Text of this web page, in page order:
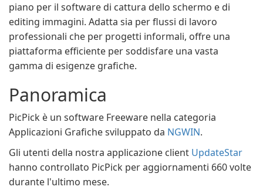
piano per il software di cattura dello schermo e di
editing immagini. Adatta sia per flussi di lavoro
professionali che per progetti informali, offre una
piattaforma efficiente per soddisfare una vasta
gamma di esigenze grafiche.
Panoramica
PicPick è un software Freeware nella categoria
Applicazioni Grafiche sviluppato da NGWIN.
Gli utenti della nostra applicazione client UpdateStar
hanno controllato PicPick per aggiornamenti 660 volte
durante l'ultimo mese.